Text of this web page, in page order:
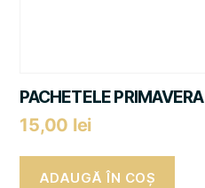
PACHETELE PRIMAVERA
15,00 lei
ADAUGĂ ÎN COȘ